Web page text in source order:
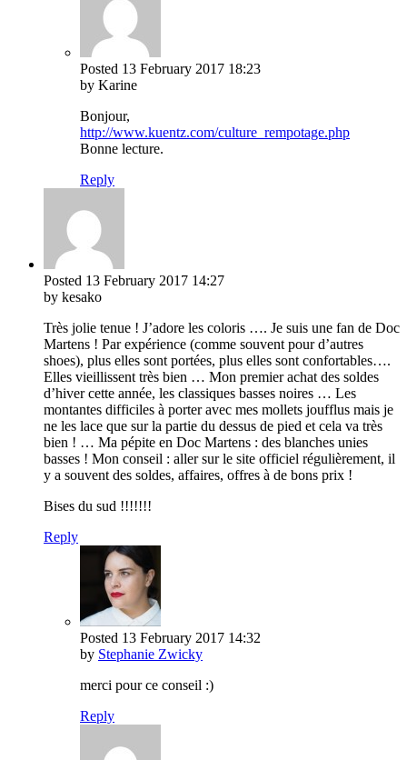
Posted 13 February 2017 18:23
by Karine
Bonjour,
http://www.kuentz.com/culture_rempotage.php
Bonne lecture.
Reply
Posted 13 February 2017 14:27
by kesako
Très jolie tenue ! J’adore les coloris …. Je suis une fan de Doc
Martens ! Par expérience (comme souvent pour d’autres
shoes), plus elles sont portées, plus elles sont confortables….
Elles vieillissent très bien … Mon premier achat des soldes
d’hiver cette année, les classiques basses noires … Les
montantes difficiles à porter avec mes mollets joufflus mais je
ne les lace que sur la partie du dessus de pied et cela va très
bien ! … Ma pépite en Doc Martens : des blanches unies
basses ! Mon conseil : aller sur le site officiel régulièrement, il
y a souvent des soldes, affaires, offres à de bons prix !
Bises du sud !!!!!!!
Reply
Posted 13 February 2017 14:32
by Stephanie Zwicky
merci pour ce conseil :)
Reply